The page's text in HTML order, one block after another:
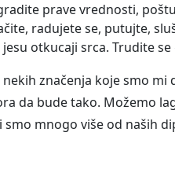
prave vrednosti,
radujete se, putujte,
otkucaji srca. Trudite se
značenja koje smo mi
da bude tako. Možemo
mnogo više od naših